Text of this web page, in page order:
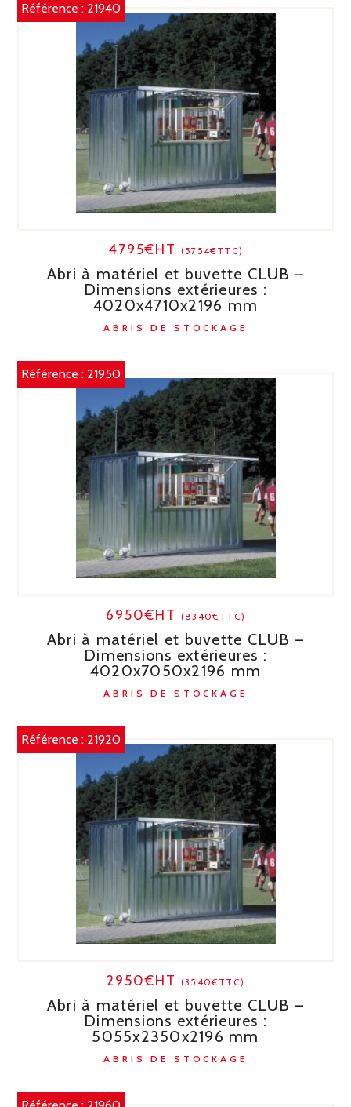
Référence : 21940
4795€HT (5754€TTC)
Abri à matériel et buvette CLUB –
Dimensions extérieures :
4020x4710x2196 mm
ABRIS DE STOCKAGE
Référence : 21950
6950€HT (8340€TTC)
Abri à matériel et buvette CLUB –
Dimensions extérieures :
4020x7050x2196 mm
ABRIS DE STOCKAGE
Référence : 21920
2950€HT (3540€TTC)
Abri à matériel et buvette CLUB –
Dimensions extérieures :
5055x2350x2196 mm
ABRIS DE STOCKAGE